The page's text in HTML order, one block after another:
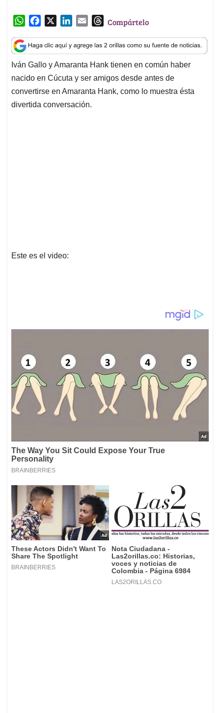
W
a
t
s
A
p
p
c
e
b
o
o
k
n
k
e
d
I
n
a
i
T
r
e
a
d
s
Compártelo
Iván Gallo y Amaranta Hank tienen en común haber
nacido en Cúcuta y ser amigos desde antes de
convertirse en Amaranta Hank, como lo muestra ésta
divertida conversación.
Este es el video: